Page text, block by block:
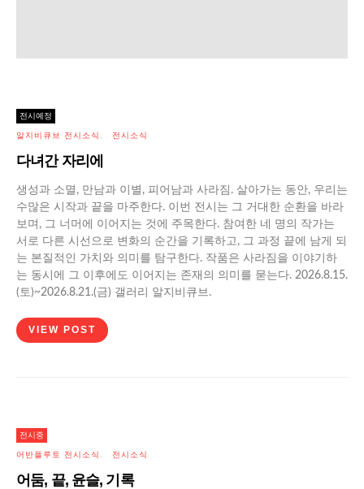
알지비큐브 전시소식
나를 이루는 파편들
VIEW POST
어반플루토 전시소식
나의 파랑, 나의 꽃
전시예정
알지비큐브 전시소식 전시소식
다녀간 자리에
생성과 소멸, 만남과 이별, 피어남과 사라짐. 살아가는 동안, 우리는
수많은 시작과 끝을 마주한다. 이번 전시는 그 거대한 순환을 바라
보며, 그 너머에 이어지는 것에 주목한다. 참여한 네 명의 작가는
서로 다른 시선으로 변화의 순간을 기록하고, 그 과정 끝에 남게 되
는 본질적인 가치와 의미를 탐구한다. 작품은 사라짐을 이야기하
는 동시에 그 이후에도 이어지는 존재의 의미를 묻는다. 2026.8.15.
(토)~2026.8.21.(금) 갤러리 알지비큐브.
VIEW POST
전시중
어반플루토 전시소식 전시소식
어둠, 끝, 윤슬, 기록